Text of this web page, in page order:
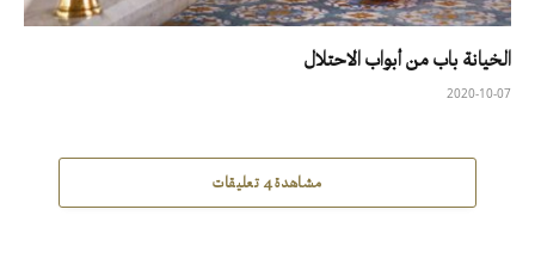
الخيانة باب من أبواب الاحتلال
2020-10-07
مشاهدة 4 تعليقات